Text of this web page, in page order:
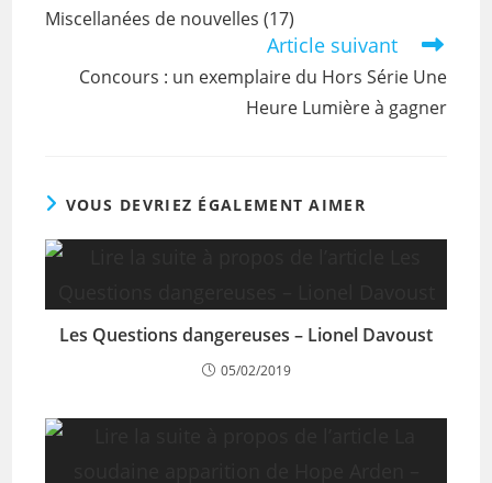
Miscellanées de nouvelles (17)
Article suivant
Concours : un exemplaire du Hors Série Une
Heure Lumière à gagner
VOUS DEVRIEZ ÉGALEMENT AIMER
Les Questions dangereuses – Lionel Davoust
05/02/2019